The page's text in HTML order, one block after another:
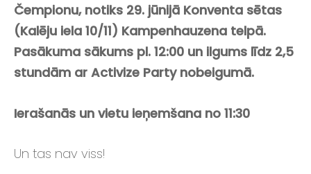
Čempionu, notiks 29. jūnijā Konventa sētas
(Kalēju iela 10/11) Kampenhauzena telpā.
Pasākuma sākums pl. 12:00 un ilgums līdz 2,5
stundām ar Activize Party nobeigumā.
Ierašanās un vietu ieņemšana no 11:30
Un tas nav viss!